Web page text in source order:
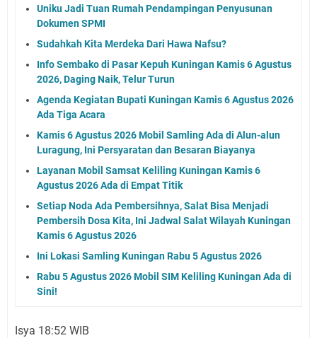
Uniku Jadi Tuan Rumah Pendampingan Penyusunan
Dokumen SPMI
Sudahkah Kita Merdeka Dari Hawa Nafsu?
Info Sembako di Pasar Kepuh Kuningan Kamis 6 Agustus
2026, Daging Naik, Telur Turun
Agenda Kegiatan Bupati Kuningan Kamis 6 Agustus 2026
Ada Tiga Acara
Kamis 6 Agustus 2026 Mobil Samling Ada di Alun-alun
Luragung, Ini Persyaratan dan Besaran Biayanya
Layanan Mobil Samsat Keliling Kuningan Kamis 6
Agustus 2026 Ada di Empat Titik
Setiap Noda Ada Pembersihnya, Salat Bisa Menjadi
Pembersih Dosa Kita, Ini Jadwal Salat Wilayah Kuningan
Kamis 6 Agustus 2026
Ini Lokasi Samling Kuningan Rabu 5 Agustus 2026
Rabu 5 Agustus 2026 Mobil SIM Keliling Kuningan Ada di
Sini!
Isya 18:52 WIB